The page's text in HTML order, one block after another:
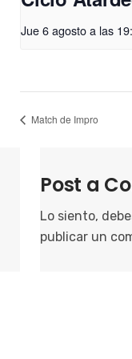
Jue 6 agosto a las
Match de Impro
Post a
Lo siento,
publicar un